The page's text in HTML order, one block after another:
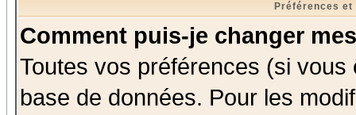
Préférences
Comment puis-je changer
Toutes vos préférences (si
base de données. Pour les